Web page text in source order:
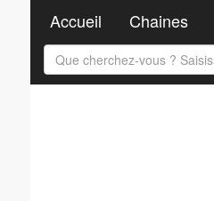
Accueil Chaines